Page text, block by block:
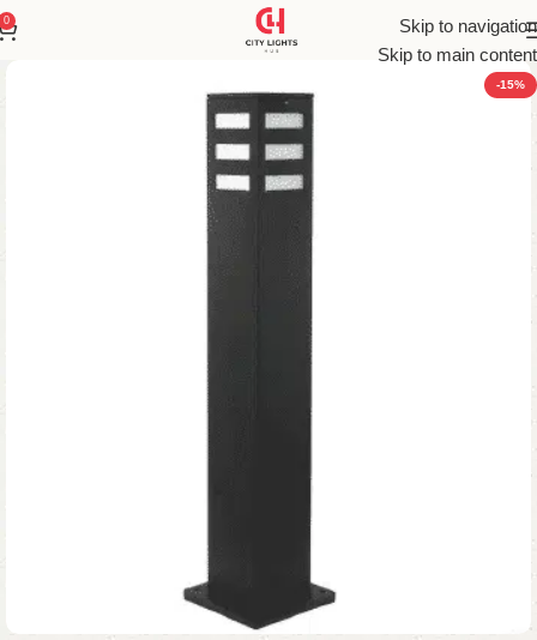
Skip to navigation
Skip to main content
0
-15%